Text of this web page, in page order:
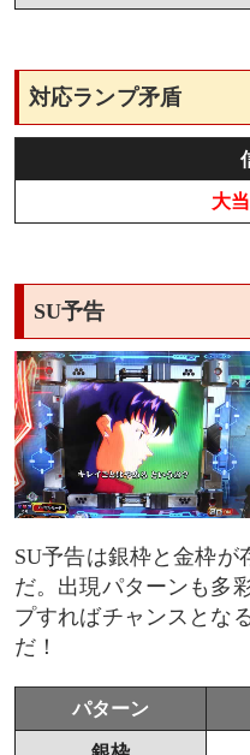
対応ランプ矛盾
大
SU予告
SU予告は銀枠と金枠が
だ。出現パターンも多
プすればチャンスとな
だ！
パターン